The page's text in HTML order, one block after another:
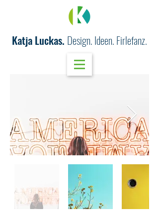
Katja Luckas. Design. Ideen. Firlefanz.